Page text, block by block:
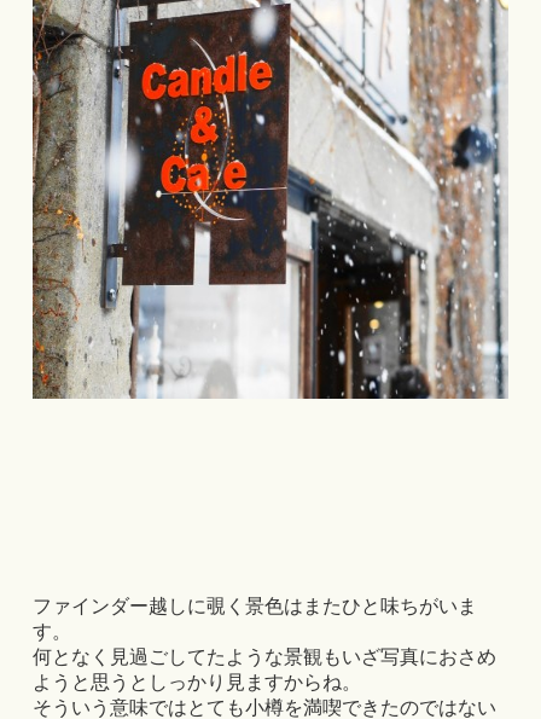
ファインダー越しに覗く景色はまたひと味ちがいま
す。
何となく見過ごしてたような景観もいざ写真におさめ
ようと思うとしっかり見ますからね。
そういう意味ではとても小樽を満喫できたのではない